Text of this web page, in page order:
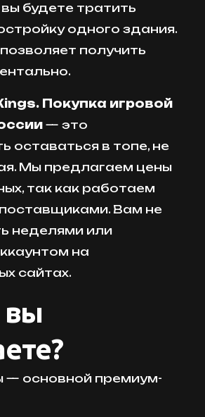
будете тратить
одного здания.
получить
Покупка игровой
— это
оставаться в топе, не
Мы предлагаем цены
так как работаем
Вам не
неделями или
на
сайтах.
вы
— основной премиум-